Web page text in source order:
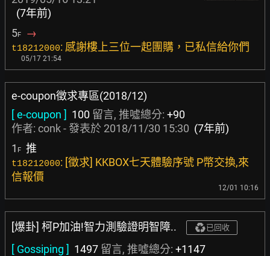
(7年前)
5F →
t18212000: 感謝樓上三位一起團購，已私信給你們
05/17 21:54
e-coupon徵求專區(2018/12)
[ e-coupon ] 100 留言, 推噓總分: +90
作者: conk- 發表於 2018/11/30 15:30 (7年前)
1 F 推
t18212000: [徵求] KKBOX七天體驗序號 P幣交換,來
信報價
12/01 10:16
[爆卦] 柯P加油!智力測驗證明智障.. 已回收
[ Gossiping ] 1497 留言, 推噓總分: +1147